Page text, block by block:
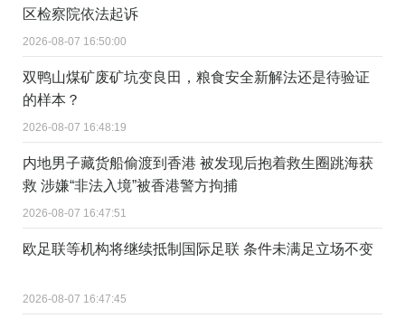
区检察院依法起诉
2026-08-07 16:50:00
双鸭山煤矿废矿坑变良田，粮食安全新解法还是待验证
的样本？
2026-08-07 16:48:19
内地男子藏货船偷渡到香港 被发现后抱着救生圈跳海获
救 涉嫌“非法入境”被香港警方拘捕
2026-08-07 16:47:51
欧足联等机构将继续抵制国际足联 条件未满足立场不变
2026-08-07 16:47:45